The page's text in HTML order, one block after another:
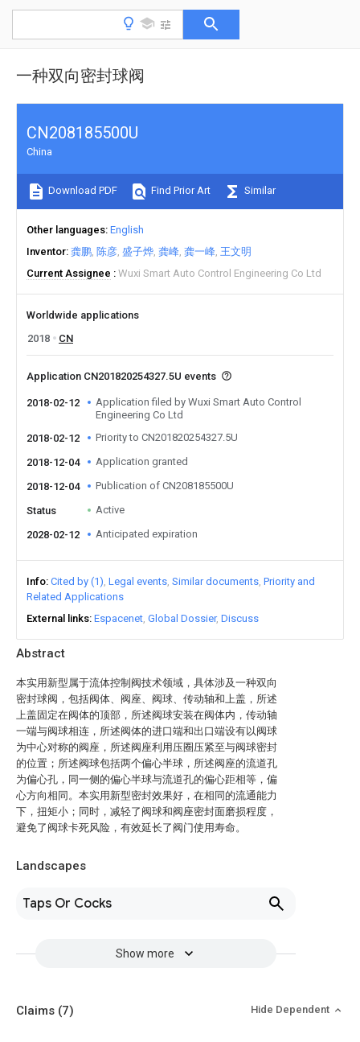
一种双向密封球阀
Abstract
本实用新型属于流体控制阀技术领域，具体涉及一种双向
密封球阀，包括阀体、阀座、阀球、传动轴和上盖，所述
上盖固定在阀体的顶部，所述阀球安装在阀体内，传动轴
一端与阀球相连，所述阀体的进口端和出口端设有以阀球
为中心对称的阀座，所述阀座利用压圈压紧至与阀球密封
的位置；所述阀球包括两个偏心半球，所述阀座的流道孔
为偏心孔，同一侧的偏心半球与流道孔的偏心距相等，偏
心方向相同。本实用新型密封效果好，在相同的流通能力
下，扭矩小；同时，减轻了阀球和阀座密封面磨损程度，
避免了阀球卡死风险，有效延长了阀门使用寿命。
Landscapes
Taps Or Cocks
Show more
CN208185500U
China
Download PDF Find Prior Art Similar
Other languages English
Inventor 龚鹏 陈彦 盛子烨 龚峰 龚一峰 王文明
Current Assignee
Wuxi Smart Auto Control Engineering Co Ltd
Worldwide applications
2018
CN
Application CN201820254327.5U events
2018-02-12
Application filed by Wuxi Smart Auto Control
Engineering Co Ltd
2018-02-12
Priority to CN201820254327.5U
2018-12-04 Application granted
2018-12-04 Publication of CN208185500U
Status Active
2028-02-12 Anticipated expiration
Info Cited by (1) Legal events Similar documents Priority and
Related Applications
External links Espacenet Global Dossier Discuss
Claims (7) Hide Dependent